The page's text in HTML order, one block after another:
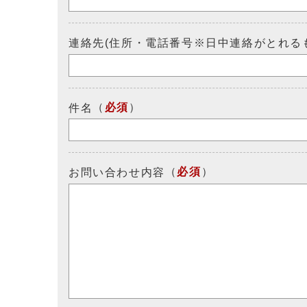
連絡先(住所・電話番号※日中連絡がとれる
件名 （ 必須 ）
お問い合わせ内容 （ 必須 ）